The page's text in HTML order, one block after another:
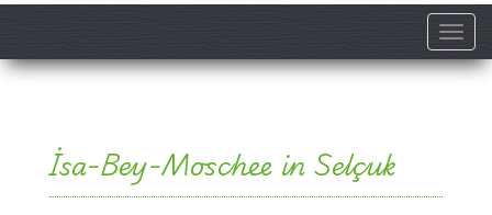
İsa-Bey-Moschee in Selçuk